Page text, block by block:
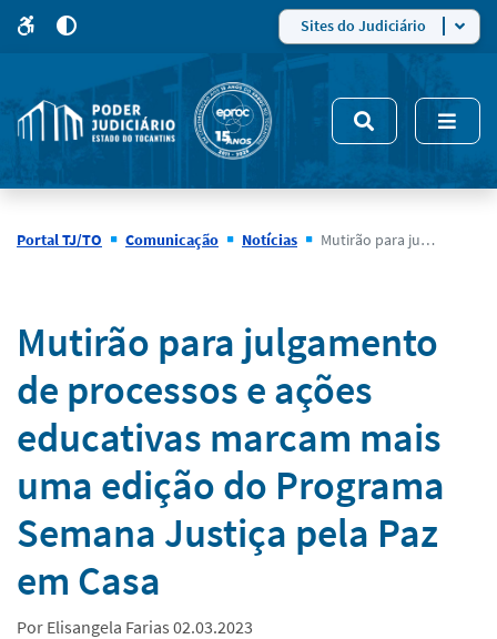
site
5
modo
de
alto
Sites do Judiciário
Portal TJ/TO Comunicação Notícias Mutirão para julgamento de processos e ações educativas marcam mais uma edição do Programa Semana Justiça pela Paz em Casa
Notícias
Mutirão para julgamento
de processos e ações
educativas marcam mais
uma edição do Programa
Semana Justiça pela Paz
em Casa
Por Elisangela Farias 02.03.2023